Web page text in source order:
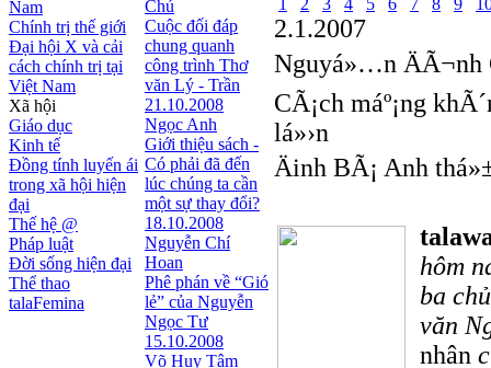
Nam
Chính trị thế giới
Đại hội X và cải
cách chính trị tại
Việt Nam
Xã hội
Giáo dục
Kinh tế
Đồng tính luyến ái
trong xã hội hiện
đại
Thế hệ @
Pháp luật
Đời sống hiện đại
Thể thao
talaFemina
Chú
Cuộc đối đáp
chung quanh
công trình Thơ
văn Lý - Trần
21.10.2008
Ngọc Anh
Giới thiệu sách -
Có phải đã đến
lúc chúng ta cần
một sự thay đổi?
18.10.2008
Nguyễn Chí
Hoan
Phê phán về “Gió
lẻ” của Nguyễn
Ngọc Tư
15.10.2008
Võ Huy Tâm
1 2 3 4 5 6 7 8 9
2.1.2007
Nguyá»…n ÄÃ¬nh
CÃ¡ch máº¡ng
lá»›n
Äinh BÃ¡ Anh
hôm
ba
văn
nhân